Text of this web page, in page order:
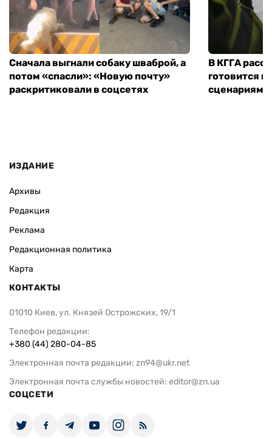
Сначала выгнали собаку шваброй, а
потом «спасли»: «Новую почту»
раскритиковали в соцсетях
В КГГА
готовится
сценариям
ИЗДАНИЕ
Архивы
Редакция
Реклама
Редакционная политика
Карта
КОНТАКТЫ
01010 Киев, ул. Князей Острожских, 19/1
Телефон редакции:
+380 (44) 280-04-85
Электронная почта редакции: zn94@ukr.net
Электронная почта службы новостей: editor@zn.ua
СОЦСЕТИ